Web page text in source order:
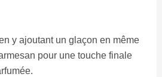
y ajoutant un glaçon en même
pour une touche finale